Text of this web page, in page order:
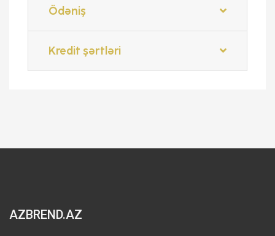
Ödəniş
Kredit şərtləri
AZBREND.AZ